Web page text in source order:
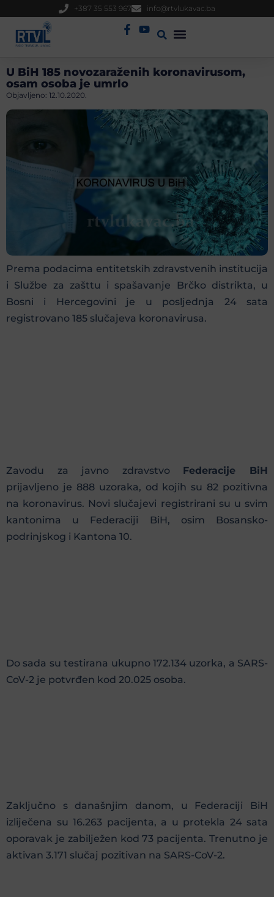
+387 35 553 967 info@rtvlukavac.ba
U BiH 185 novozaraženih koronavirusom,
osam osoba je umrlo
Objavljeno: 12.10.2020.
Prema podacima entitetskih zdravstvenih institucija
i Službe za zašttu i spašavanje Brčko distrikta, u
Bosni i Hercegovini je u posljednja 24 sata
registrovano 185 slučajeva koronavirusa.
Zavodu za javno zdravstvo Federacije BiH
prijavljeno je 888 uzoraka, od kojih su 82 pozitivna
na koronavirus. Novi slučajevi registrirani su u svim
kantonima u Federaciji BiH, osim Bosansko-
podrinjskog i Kantona 10.
Do sada su testirana ukupno 172.134 uzorka, a SARS-
CoV-2 je potvrđen kod 20.025 osoba.
Zaključno s današnjim danom, u Federaciji BiH
izliječena su 16.263 pacijenta, a u protekla 24 sata
oporavak je zabilježen kod 73 pacijenta. Trenutno je
aktivan 3.171 slučaj pozitivan na SARS-CoV-2.